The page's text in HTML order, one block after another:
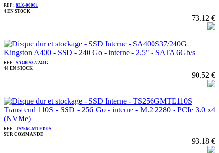
REF : 8LX-00001
4 EN STOCK
73.12 €
Kingston A400 - SSD - 240 Go - interne - 2.5" - SATA 6Gb/s
REF : SA400S37/240G
44 EN STOCK
90.52 €
Transcend 110S - SSD - 256 Go - interne - M.2 2280 - PCIe 3.0 x4
(NVMe)
REF : TS256GMTE110S
SUR COMMANDE
93.18 €